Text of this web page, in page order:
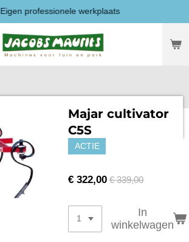
Eigen professionele werkplaats
Majar cultivator
C5S
ACTIE
€ 322,00 € 339,00
In
winkelwagen